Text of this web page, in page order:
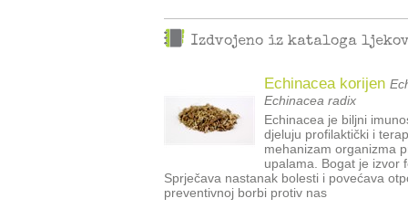
Izdvojeno iz kataloga
Echinacea korijen
Echinacea radix
Echinacea je biljni
djeluju profilaktički i
mehanizam organizma
upalama. Bogat je izvor
Sprječava nastanak bolesti i povećava
preventivnoj borbi protiv nas